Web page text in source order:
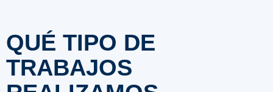
QUÉ TIPO DE
TRABAJOS